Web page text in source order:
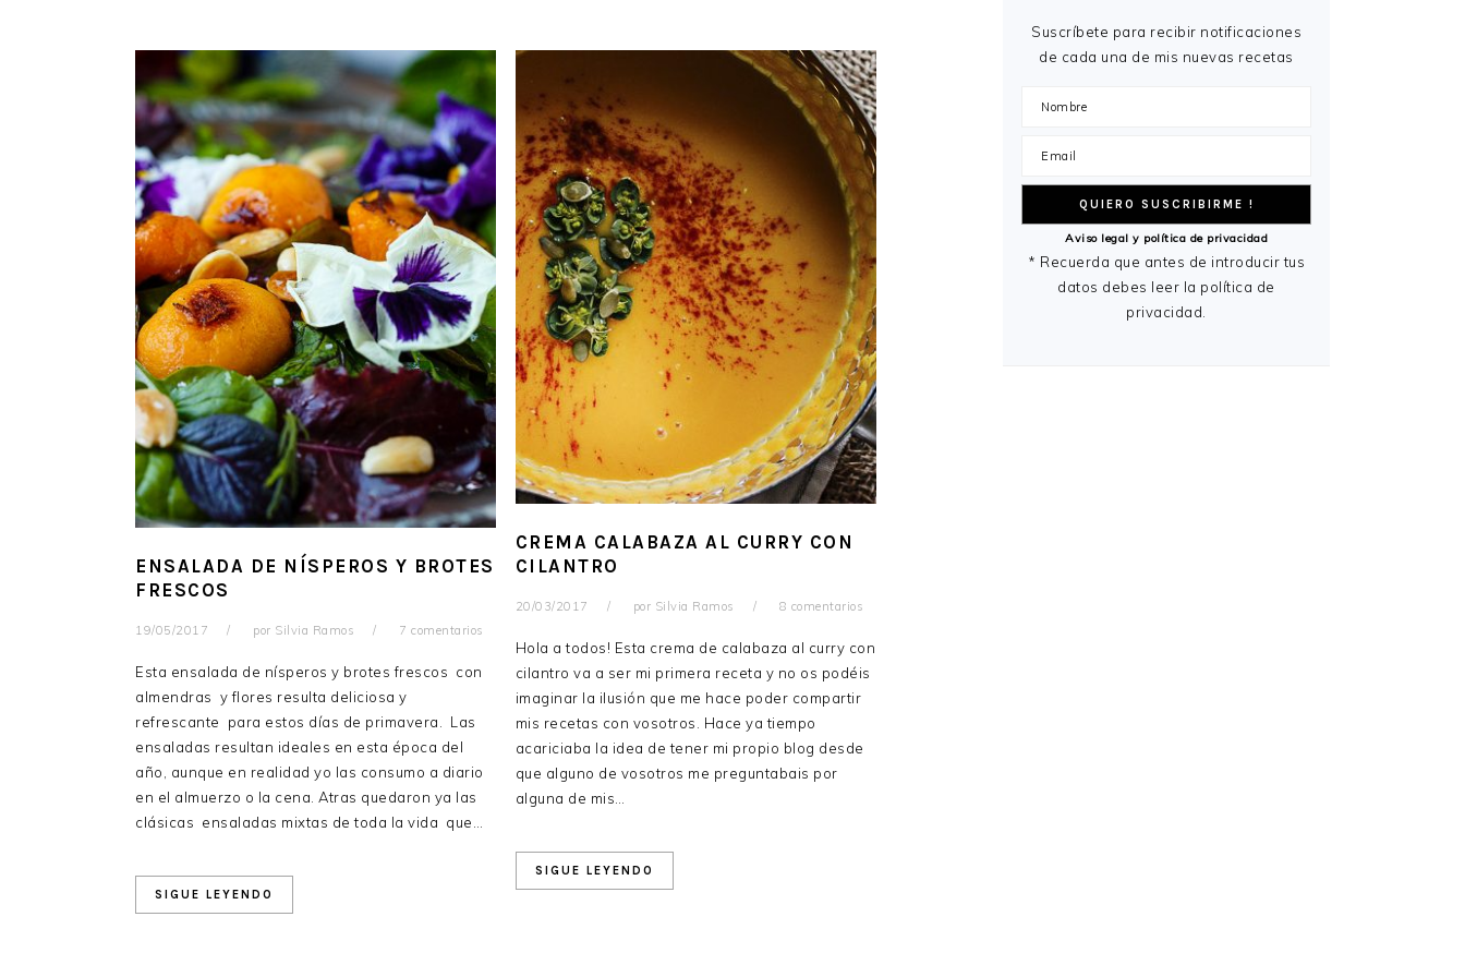
ENSALADA DE NÍSPEROS Y BROTES
FRESCOS
19/05/2017 por Silvia Ramos 7 comentarios
Esta ensalada de nísperos y brotes frescos con
almendras y flores resulta deliciosa y
refrescante para estos días de primavera. Las
ensaladas resultan ideales en esta época del
año, aunque en realidad yo las consumo a diario
en el almuerzo o la cena. Atras quedaron ya las
clásicas ensaladas mixtas de toda la vida que…
SIGUE LEYENDO
CREMA CALABAZA AL CURRY CON
CILANTRO
20/03/2017 por Silvia Ramos 8 comentarios
Hola a todos! Esta crema de calabaza al curry con
cilantro va a ser mi primera receta y no os podéis
imaginar la ilusión que me hace poder compartir
mis recetas con vosotros. Hace ya tiempo
acariciaba la idea de tener mi propio blog desde
que alguno de vosotros me preguntabais por
alguna de mis…
SIGUE LEYENDO
Suscríbete para recibir notificaciones
de cada una de mis nuevas recetas
Aviso legal y política de privacidad
* Recuerda que antes de introducir tus
datos debes leer la política de
privacidad.